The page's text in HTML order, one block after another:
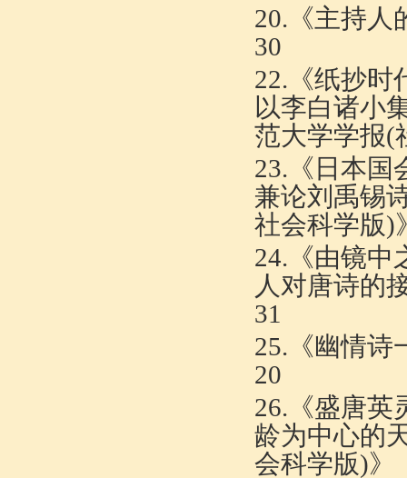
20.《主持人
30
22.《纸抄时
以李白诸小
范大学学报(
23.《 日本国
兼论刘禹锡
社会科学版)
24.《由镜中
人对唐诗的
31
25.《幽情诗
20
26.《盛唐英
龄为中心的
会科学版)》